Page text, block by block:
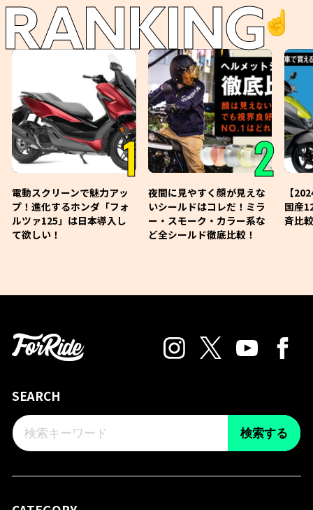
RANKING☝️
1
電動スクリーンで魅力アッ
プ！進化するホンダ「フォ
ルツァ125」は日本導入し
て欲しい！
2
夜間に見やすく顔が見えな
いシールドはコレだ！ミラ
ー・スモーク・カラー系な
ど全シールド徹底比較！
【
国産
斉比
SEARCH
検索する